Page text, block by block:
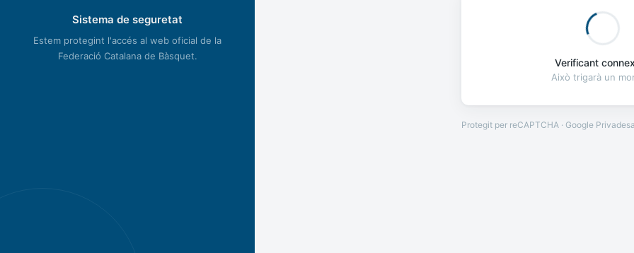
Sistema de seguretat
Estem protegint l'accés al web oficial de la
Federació Catalana de Bàsquet.
Verificant
Això trigarà un
Protegit per reCAPTCHA · Google Privadesa